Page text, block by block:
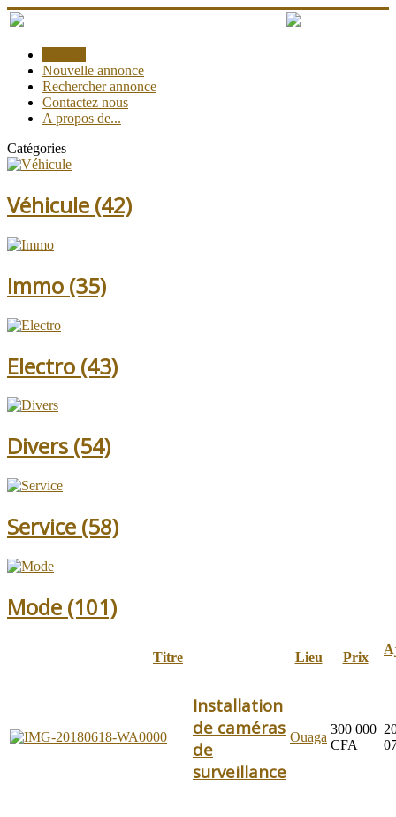
Nouvelle annonce
Rechercher annonce
Contactez nous
A propos de...
Catégories
Véhicule (42)
Immo (35)
Electro (43)
Divers (54)
Service (58)
Mode (101)
Titre Lieu Prix
Installation
de caméras
de
surveillance
Ouaga
300 000
CFA